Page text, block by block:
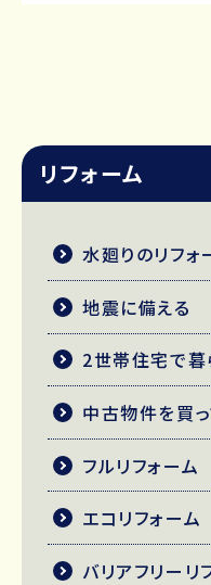
リフォーム
水廻りのリフォ
地震に備える
2世帯住宅で暮
中古物件を買
フルリフォーム
エコリフォーム
バリアフリーリ